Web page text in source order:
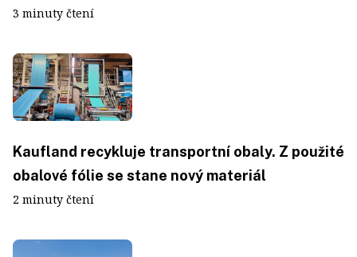
3 minuty čtení
Kaufland recykluje transportní obaly. Z použité
obalové fólie se stane nový materiál
2 minuty čtení